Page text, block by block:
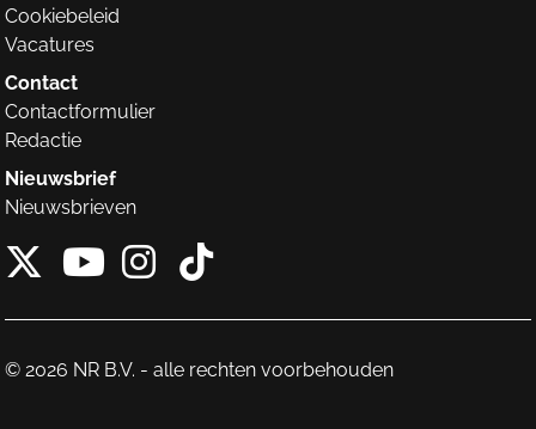
Cookiebeleid
Vacatures
Contact
Contactformulier
Redactie
Nieuwsbrief
Nieuwsbrieven
X van NieuwRechts
Instagram van
Tiktok van
© 2026 NR B.V. - alle rechten voorbehouden